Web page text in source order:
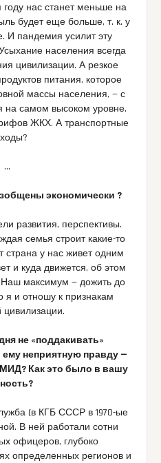
нас станет меньше на
будет еще больше, т. к. у
И пандемия усилит эту
населения всегда
цивилизации. А резкое
питания, которое
массы населения, — с
на самом высоком уровне.
ЖКХ. А транспортные
…
экономически ?
развития, перспективы.
семья строит какие-то
у нас живет одним
и куда движется, об этом
Наш максимум — дожить до
я и отношу к признакам
не «поддакивать»
ему неприятную правду —
Как это было в вашу
(в КГБ СССР в 1970-ые
В ней работали сотни
офицеров, глубоко
определенных регионов и